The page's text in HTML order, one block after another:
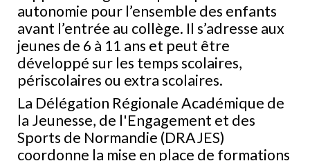
autonomie pour l’ensemble des enfants
avant l’entrée au collège. Il s’adresse aux
jeunes de 6 à 11 ans et peut être
développé sur les temps scolaires,
périscolaires ou extra scolaires.
La Délégation Régionale Académique de
la Jeunesse, de l'Engagement et des
Sports de Normandie (DRAJES)
coordonne la mise en place de formations